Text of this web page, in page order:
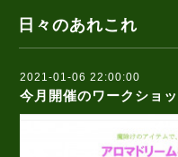
日々のあれこれ
2021-01-06 22:00:00
今月開催のワークショ